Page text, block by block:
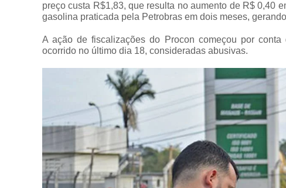
preço custa R$1,83, que resulta no aumento de R$ 0,40
gasolina praticada pela Petrobras em dois meses,
A ação de fiscalizações do Procon começou por
ocorrido no último dia 18, consideradas abusivas.